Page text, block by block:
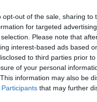
opt-out of the sale, sharing
for targeted
Please note that
interest-based ads based
to third parties prior
of your personal
information may also be
that may further
ντοκιμαντέρ με την
Ελληνικοί...
Χέιζ-
ρεκόρ στο
μπορείτε
έχει